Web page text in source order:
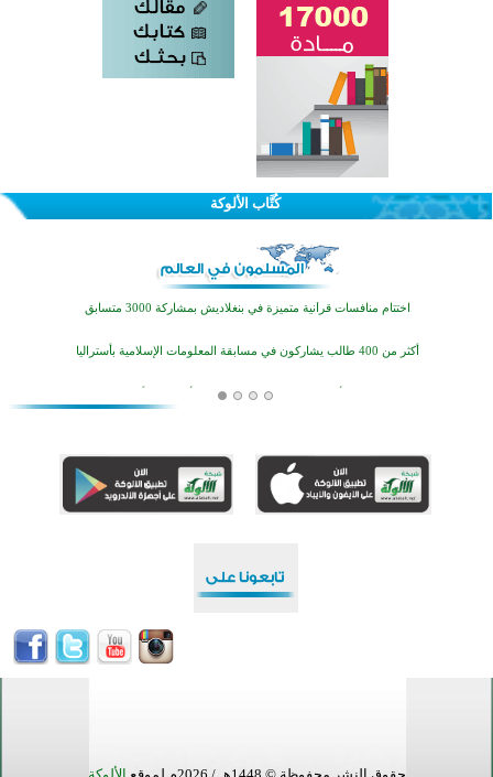
كُتَّاب الألوكة
اختتام الدورة التاسعة لمسابقة حفظ وتلاوة القرآن الكريم في أزناكاييف
تيسليتش تختتم برنامجا تعليميا لتعزيز القيم وبناء الشخصية للشباب المسلمين
اختتام منافسات قرآنية متميزة في بنغلاديش بمشاركة 3000 متسابق
أكثر من 400 طالب يشاركون في مسابقة المعلومات الإسلامية بأستراليا
افتتاح تاريخي لأول مسجد في بلييفليا بالجبل الأسود منذ أكثر من قرن
أكبر مشروع إسلامي في ريف أستراليا يفتتح أبوابه بعد سنوات من العمل والعطاء
اختتام منافسات قرآنية متميزة في بنغلاديش بمشاركة 3000 متسابق